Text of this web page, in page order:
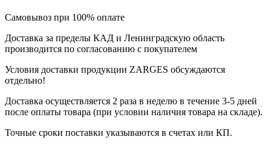
Самовывоз при 100% оплате
Доставка за пределы КАД и Ленинградскую область
производится по согласованию с покупателем
Условия доставки продукции ZARGES обсуждаются
отдельно!
Доставка осуществляется 2 раза в неделю в течение 3-5 дней
после оплаты товара (при условии наличия товара на складе).
Точные сроки поставки указываются в счетах или КП.